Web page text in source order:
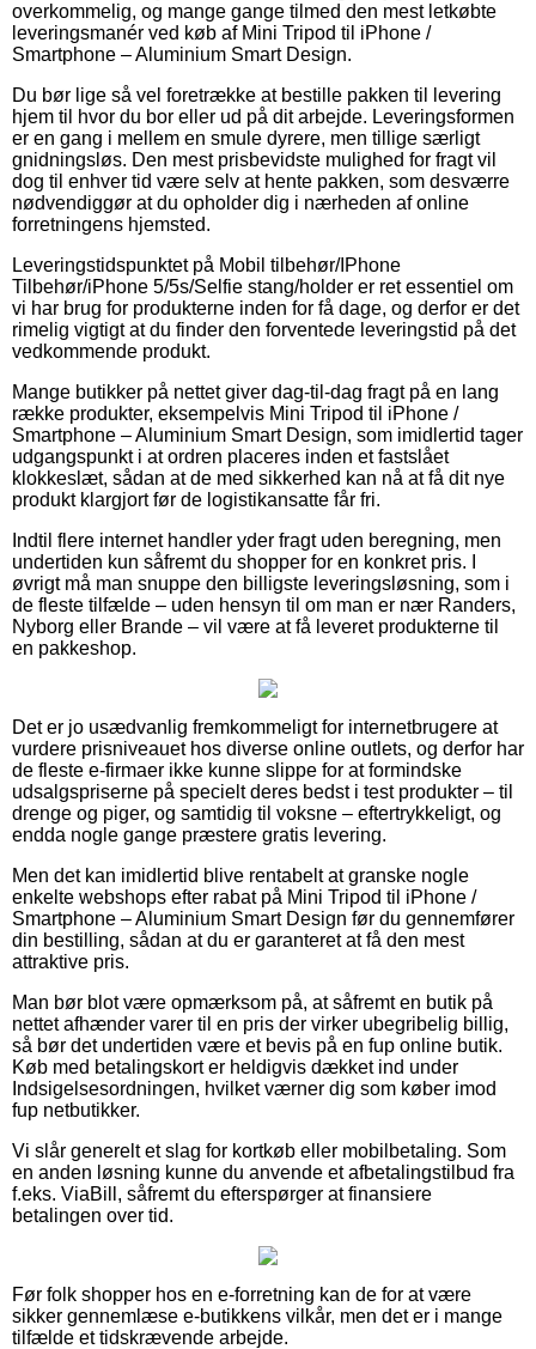
overkommelig, og mange gange tilmed den mest letkøbte
leveringsmanér ved køb af Mini Tripod til iPhone /
Smartphone – Aluminium Smart Design.
Du bør lige så vel foretrække at bestille pakken til levering
hjem til hvor du bor eller ud på dit arbejde. Leveringsformen
er en gang i mellem en smule dyrere, men tillige særligt
gnidningsløs. Den mest prisbevidste mulighed for fragt vil
dog til enhver tid være selv at hente pakken, som desværre
nødvendiggør at du opholder dig i nærheden af online
forretningens hjemsted.
Leveringstidspunktet på Mobil tilbehør/IPhone
Tilbehør/iPhone 5/5s/Selfie stang/holder er ret essentiel om
vi har brug for produkterne inden for få dage, og derfor er det
rimelig vigtigt at du finder den forventede leveringstid på det
vedkommende produkt.
Mange butikker på nettet giver dag-til-dag fragt på en lang
række produkter, eksempelvis Mini Tripod til iPhone /
Smartphone – Aluminium Smart Design, som imidlertid tager
udgangspunkt i at ordren placeres inden et fastslået
klokkeslæt, sådan at de med sikkerhed kan nå at få dit nye
produkt klargjort før de logistikansatte får fri.
Indtil flere internet handler yder fragt uden beregning, men
undertiden kun såfremt du shopper for en konkret pris. I
øvrigt må man snuppe den billigste leveringsløsning, som i
de fleste tilfælde – uden hensyn til om man er nær Randers,
Nyborg eller Brande – vil være at få leveret produkterne til
en pakkeshop.
Det er jo usædvanlig fremkommeligt for internetbrugere at
vurdere prisniveauet hos diverse online outlets, og derfor har
de fleste e-firmaer ikke kunne slippe for at formindske
udsalgspriserne på specielt deres bedst i test produkter – til
drenge og piger, og samtidig til voksne – eftertrykkeligt, og
endda nogle gange præstere gratis levering.
Men det kan imidlertid blive rentabelt at granske nogle
enkelte webshops efter rabat på Mini Tripod til iPhone /
Smartphone – Aluminium Smart Design før du gennemfører
din bestilling, sådan at du er garanteret at få den mest
attraktive pris.
Man bør blot være opmærksom på, at såfremt en butik på
nettet afhænder varer til en pris der virker ubegribelig billig,
så bør det undertiden være et bevis på en fup online butik.
Køb med betalingskort er heldigvis dækket ind under
Indsigelsesordningen, hvilket værner dig som køber imod
fup netbutikker.
Vi slår generelt et slag for kortkøb eller mobilbetaling. Som
en anden løsning kunne du anvende et afbetalingstilbud fra
f.eks. ViaBill, såfremt du efterspørger at finansiere
betalingen over tid.
Før folk shopper hos en e-forretning kan de for at være
sikker gennemlæse e-butikkens vilkår, men det er i mange
tilfælde et tidskrævende arbejde.